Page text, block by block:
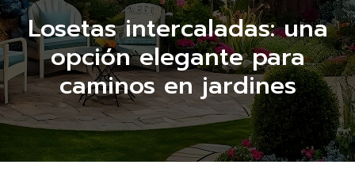
Losetas intercaladas: una
opción elegante para
caminos en jardines